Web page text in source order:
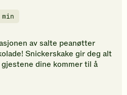
av salte peanøtter
Snickerskake gir deg alt
dine kommer til å